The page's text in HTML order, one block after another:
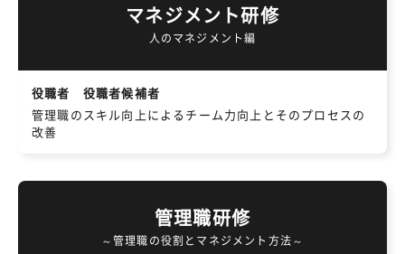
マネジメント研修
人のマネジメント編
役職者 役職者候補者
管理職のスキル向上によるチーム力向上とそのプロセスの
改善
管理職研修
～管理職の役割とマネジメント方法～